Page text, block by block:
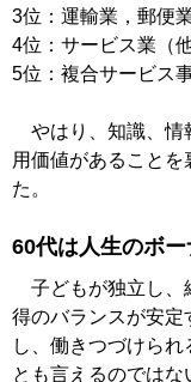
3位：運輸業，郵便
4位：サービス業（
5位：複合サービス
やはり、知識、情
用価値があることを
た。
60代は人生のボー
子どもが独立し、
得のバランスが安定
し、働きつづけら
とも言えるのでは